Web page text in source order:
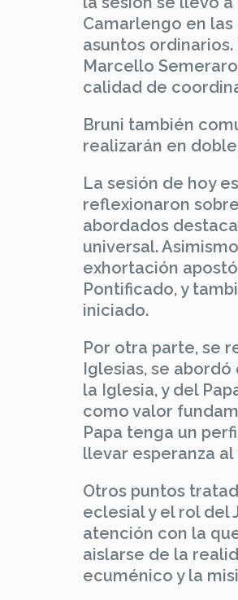
Camarlengo en
asuntos
Marcello
calidad de
Bruni también
realizarán en
La sesión de hoy
reflexionaron
abordados
universal.
exhortación
Pontificado, y
iniciado.
Por otra parte, se
Iglesias, se
la Iglesia, y del
como valor
Papa tenga un
llevar esperanza
Otros puntos
eclesial y el rol del
atención con la
aislarse de la
ecuménico y la